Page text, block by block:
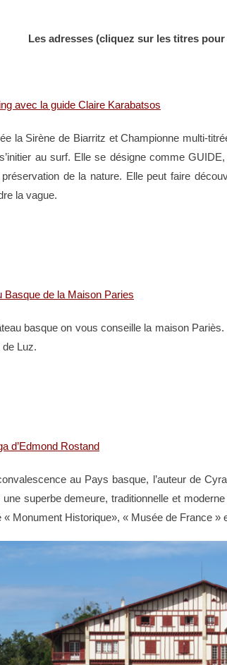
Les adresses (cliquez sur les titres
avec la guide Claire Karabatsos
la Sirène de Biarritz et Championne multi-
au surf. Elle se désigne comme
de la nature. Elle peut faire
la vague.
Basque de la Maison Paries
basque on vous conseille la maison
de Luz.
d’Edmond Rostand
au Pays basque, l’auteur de
une superbe demeure, traditionnelle et
« Monument Historique», « Musée de France »